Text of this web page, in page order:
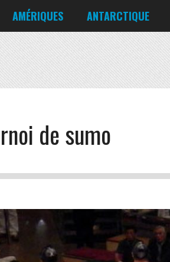
AMÉRIQUES
Canada
Chili
États-Unis
Mexique
Nicaragua
ANTARCTIQUE
de sumo